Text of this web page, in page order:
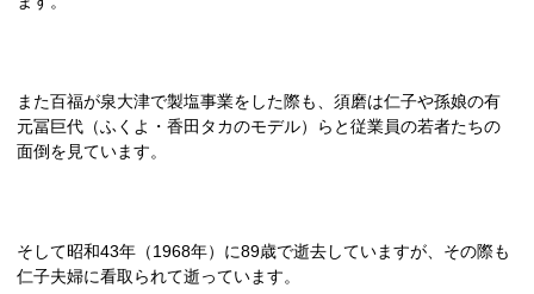
また百福が泉大津で製塩事業をした際も、須磨は仁子や孫娘の有
元冨巨代（ふくよ・香田タカのモデル）らと従業員の若者たちの
面倒を見ています。
そして昭和43年（1968年）に89歳で逝去していますが、その際も
仁子夫婦に看取られて逝っています。